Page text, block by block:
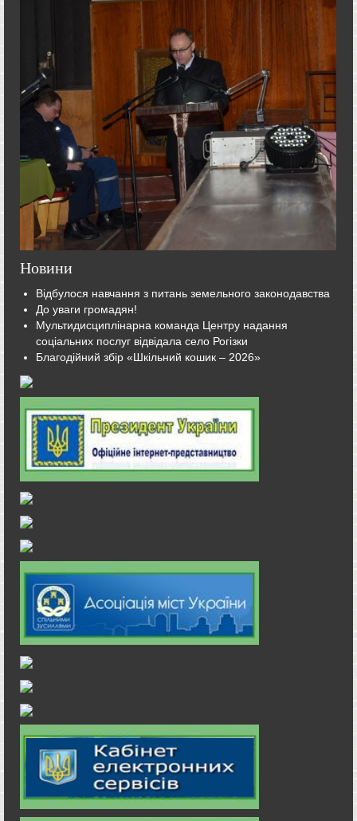
Новини
Відбулося навчання з питань земельного законодавства
До уваги громадян!
Мультидисциплінарна команда Центру надання
соціальних послуг відвідала село Рогізки
Благодійний збір «Шкільний кошик – 2026»